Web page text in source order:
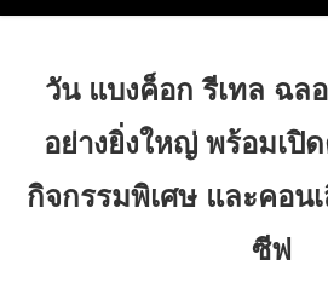
วัน แบงค็อก รีเทล ฉล
อย่างยิ่งใหญ่ พร้อมเปิ
กิจกรรมพิเศษ และคอน
ซีฟ